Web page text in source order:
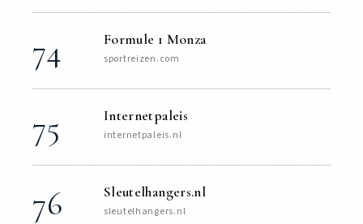
74 Formule 1 Monza
sportreizen.com
75 Internetpaleis
internetpaleis.nl
76 Sleutelhangers.nl
sleutelhangers.nl